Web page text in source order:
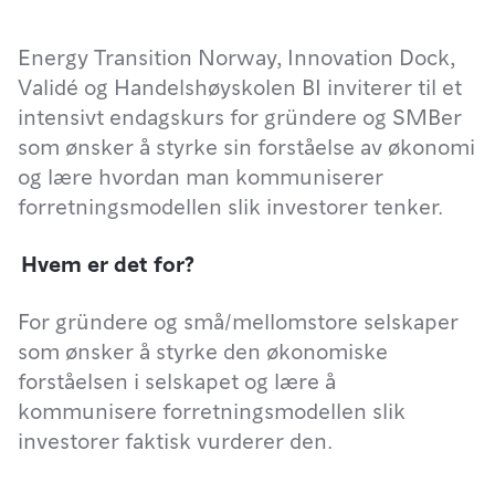
Energy Transition Norway, Innovation Dock,
Validé og Handelshøyskolen BI inviterer til et
intensivt endagskurs for gründere og SMBer
som ønsker å styrke sin forståelse av økonomi
og lære hvordan man kommuniserer
forretningsmodellen slik investorer tenker.
Hvem er det for?
For gründere og små/mellomstore selskaper
som ønsker å styrke den økonomiske
forståelsen i selskapet og lære å
kommunisere forretningsmodellen slik
investorer faktisk vurderer den.